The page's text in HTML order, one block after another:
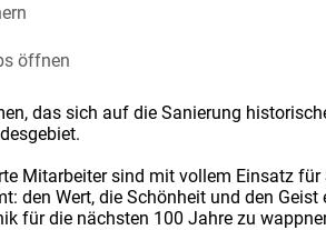
öffnen
das sich auf die Sanierung
Mitarbeiter sind mit vollem Einsatz
den Wert, die Schönheit und den
für die nächsten 100 Jahre zu